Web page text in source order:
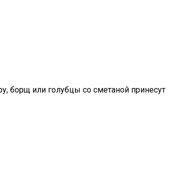
борщ или голубцы со сметаной принесут